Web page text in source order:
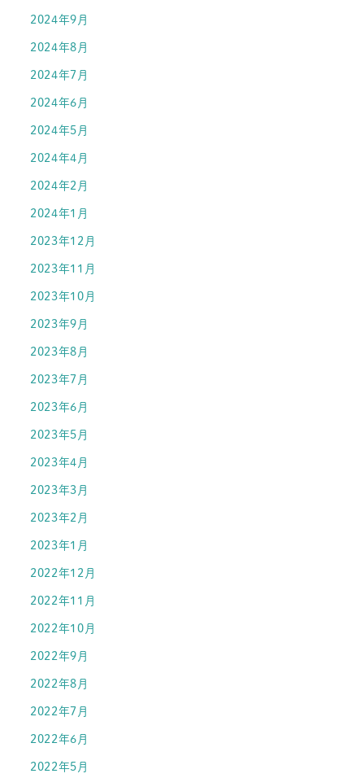
2024年9月
2024年8月
2024年7月
2024年6月
2024年5月
2024年4月
2024年2月
2024年1月
2023年12月
2023年11月
2023年10月
2023年9月
2023年8月
2023年7月
2023年6月
2023年5月
2023年4月
2023年3月
2023年2月
2023年1月
2022年12月
2022年11月
2022年10月
2022年9月
2022年8月
2022年7月
2022年6月
2022年5月